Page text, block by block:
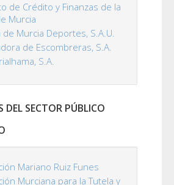
de Crédito y Finanzas de la
Murcia
de Murcia Deportes, S.A.U.
de Escombreras, S.A.
S.A.
DEL SECTOR PÚBLICO
Mariano Ruiz Funes
Murciana para la Tutela y